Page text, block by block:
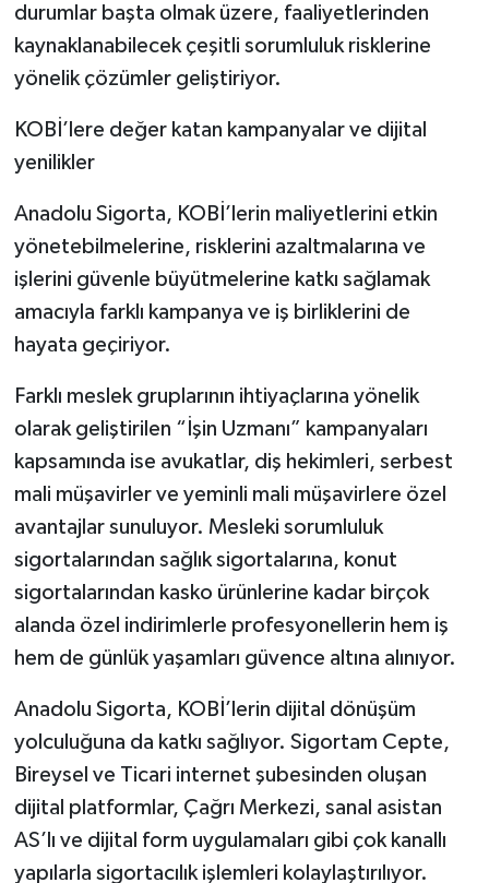
durumlar başta olmak üzere, faaliyetlerinden
kaynaklanabilecek çeşitli sorumluluk risklerine
yönelik çözümler geliştiriyor.
KOBİ’lere değer katan kampanyalar ve dijital
yenilikler
Anadolu Sigorta, KOBİ’lerin maliyetlerini etkin
yönetebilmelerine, risklerini azaltmalarına ve
işlerini güvenle büyütmelerine katkı sağlamak
amacıyla farklı kampanya ve iş birliklerini de
hayata geçiriyor.
Farklı meslek gruplarının ihtiyaçlarına yönelik
olarak geliştirilen “İşin Uzmanı” kampanyaları
kapsamında ise avukatlar, diş hekimleri, serbest
mali müşavirler ve yeminli mali müşavirlere özel
avantajlar sunuluyor. Mesleki sorumluluk
sigortalarından sağlık sigortalarına, konut
sigortalarından kasko ürünlerine kadar birçok
alanda özel indirimlerle profesyonellerin hem iş
hem de günlük yaşamları güvence altına alınıyor.
Anadolu Sigorta, KOBİ’lerin dijital dönüşüm
yolculuğuna da katkı sağlıyor. Sigortam Cepte,
Bireysel ve Ticari internet şubesinden oluşan
dijital platformlar, Çağrı Merkezi, sanal asistan
AS’lı ve dijital form uygulamaları gibi çok kanallı
yapılarla sigortacılık işlemleri kolaylaştırılıyor.